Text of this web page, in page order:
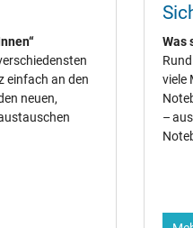
kursieren
stimmt
So